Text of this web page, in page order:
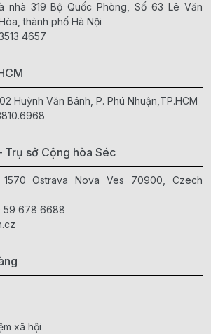
nhà 319 Bộ Quốc Phòng, Số 63 Lê Văn
thành phố Hà Nội
4657
Huỳnh Văn Bánh, P. Phú Nhuận,TP.HCM
Trụ sở Cộng hòa Séc
Ostrava Nova Ves 70900, Czech
59 678 6688
xã hội